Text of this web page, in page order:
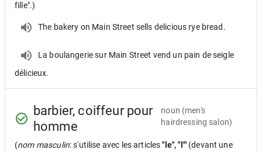
fille".)
The bakery on Main Street sells delicious rye bread.
La boulangerie sur Main Street vend un pain de seigle
délicieux.
barbier, coiffeur pour
homme
noun (men's
hairdressing salon)
(nom masculin: s'utilise avec les articles"le", "l'" (devant une